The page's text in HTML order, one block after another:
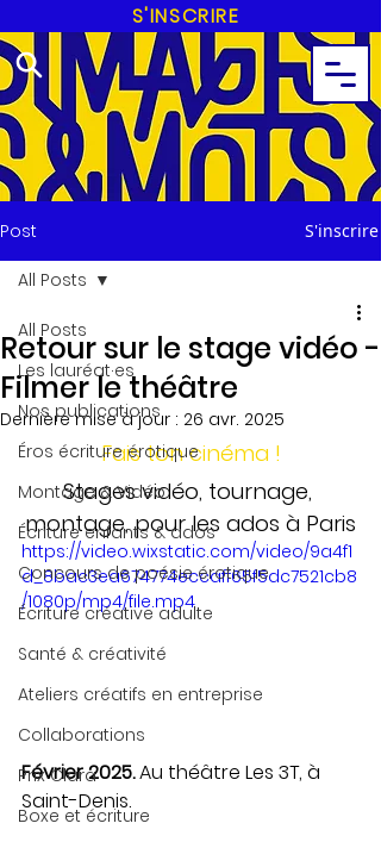
S'INSCRIRE
Post S'inscrire
All Posts
Les lauréat·es
Nos publications
Éros écriture érotique
Montage & Vidéo
Écriture enfants & ados
Concours de poésie érotique
Écriture créative adulte
Santé & créativité
Ateliers créatifs en entreprise
Collaborations
Prix Clara
Boxe et écriture
All Posts
Retour sur le stage vidéo -
Filmer le théâtre
Dernière mise à jour : 26 avr. 2025
Fais ton cinéma !
Stages vidéo, tournage,
montage, pour les ados à Paris
https://video.wixstatic.com/video/9a4f1
d_8bac3ea674774eccaff65f5dc7521cb8
/1080p/mp4/file.mp4
Février 2025. Au théâtre Les 3T, à
Saint-Denis.